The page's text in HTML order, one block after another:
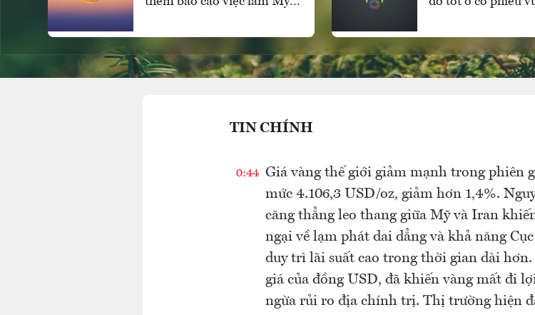
mạnh
ròng
TIN CHÍNH
0:44 Giá vàng thế giới giảm mạnh trong phiên
mức 4.106,3 USD/oz, giảm hơn 1,4%.
căng thẳng leo thang giữa Mỹ và Iran
ngại về lạm phát dai dẳng và khả năng
duy trì lãi suất cao trong thời gian dài
giá của đồng USD, đã khiến vàng mất đi
ngừa rủi ro địa chính trị. Thị trường hiện